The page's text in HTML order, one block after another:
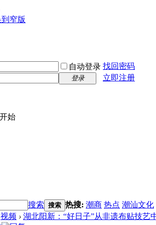
窄版
自动登录 找回密码
登录 立即注册
始
搜索 搜索 热搜: 潮商 热点 潮汕文化
视频 › 湖北阳新：“好日子”从非遗布贴技艺